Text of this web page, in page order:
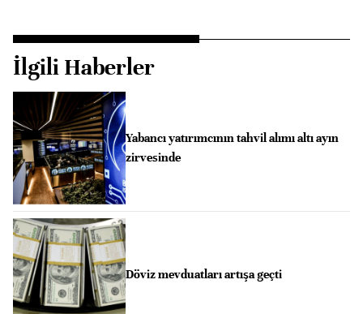
İlgili Haberler
Yabancı yatırımcının tahvil alımı altı ayın
zirvesinde
Döviz mevduatları artışa geçti